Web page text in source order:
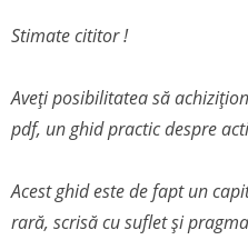
Stimate cititor !
Aveți posibilitatea să
pdf, un ghid practic despre
Acest ghid este de fapt un
rară, scrisă cu suflet și